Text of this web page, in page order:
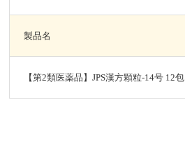
製品名
【第2類医薬品】JPS漢方顆粒-14号 12包